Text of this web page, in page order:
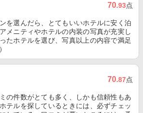
70.93点
を選んだら、とてもいいホテルに安く泊
メニティやホテルの内装の写真が充実し
たホテルを選び、写真以上の内容で満足
70.87点
の件数がとても多く、しかも信頼性もあ
テルを探しているときには、必ずチェッ